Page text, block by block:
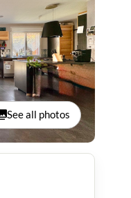
See all photos